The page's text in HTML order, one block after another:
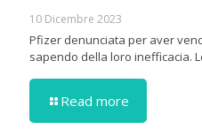
10 Dicembre 2023
Pfizer denunciata per aver
sapendo della loro inefficacia.
Read more